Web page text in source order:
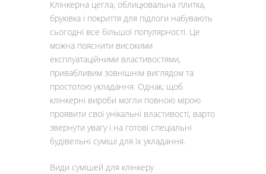
Клінкерна цегла, облицювальна плитка,
бруківка і покриття для підлоги набувають
сьогодні все більшої популярності. Це
можна пояснити високими
експлуатаційними властивостями,
привабливим зовнішнім виглядом та
простотою укладання. Однак, щоб
клінкерні вироби могли повною мірою
проявити свої унікальні властивості, варто
звернути увагу і на готові спеціальні
будівельні суміші для їх укладання.
Види сумішей для клінкеру